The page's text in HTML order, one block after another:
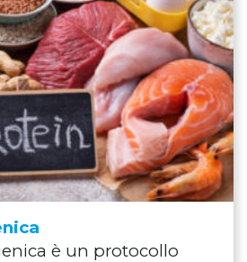
è un protocollo